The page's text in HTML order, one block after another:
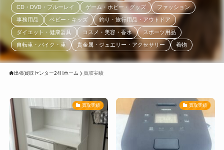
CD・DVD・ブルーレイ ゲーム・ホビー・グッズ ファッション
事務用品 ベビー・キッズ 釣り・旅行用品・アウトドア
ダイエット・健康器具 コスメ・美容・香水 スポーツ用品
自転車・バイク・車 貴金属・ジュエリー・アクセサリー 着物
出張買取センター24Hホーム 買取実績
買取実績 買取実績